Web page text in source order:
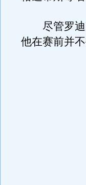
尽管罗迪
他在赛前并不